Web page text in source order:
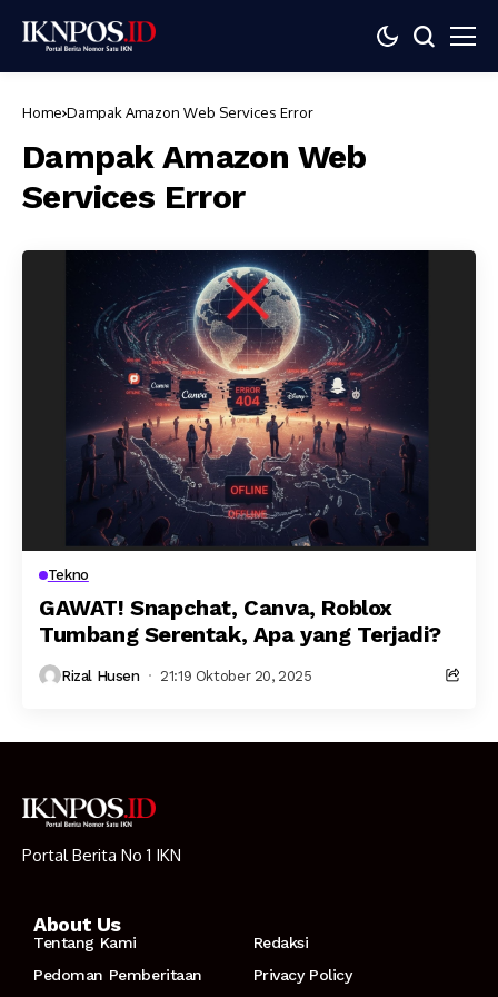
Home Dampak Amazon Web Services Error
Dampak Amazon Web
Services Error
Tekno
GAWAT! Snapchat, Canva, Roblox
Tumbang Serentak, Apa yang Terjadi?
Rizal Husen 21:19 Oktober 20, 2025
Portal Berita No 1 IKN
About Us
Tentang Kami
Redaksi
Pedoman Pemberitaan
Privacy Policy